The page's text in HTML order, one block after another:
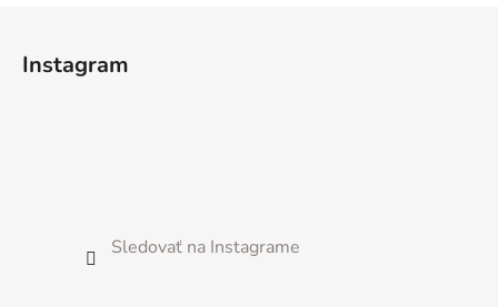
Instagram
Sledovať na Instagrame